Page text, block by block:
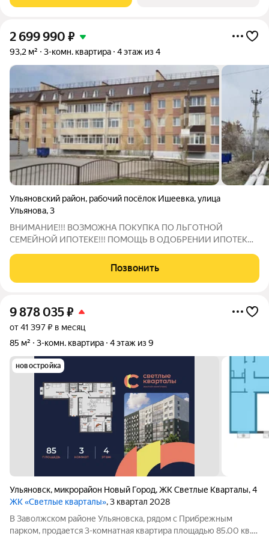
2 699 990 ₽
93,2 м² 3-комн. квартира 4 этаж из 4
Ульяновский район, рабочий посёлок Ишеевка,улица
Ульянова,3
ВНИМАНИЕ!!! ВОЗМОЖНА ПОКУПКА ПО ЛЬГОТНОЙ
СЕМЕЙНОЙ ИПОТЕКЕ!!! ПОМОЩЬ В ОДОБРЕНИИ ИПОТЕКИ!
ЮРИДИЧЕСКОГО ЛИЦА! Ожидают новых собственников
трехкомнатные квартиры на мансардном этаже в кирпичном
Позвонить
9 878 035₽
от 41 397 ₽ в месяц
85 м²
3-комн. квартира 4 этаж из 9
новостройка
Ульяновск, микрорайон Новый Город,ЖК Светлые Кварталы,4
ЖК «Светлые кварталы», 3 квартал 2028
В Заволжском районе Ульяновска, рядом с Прибрежным
парком, продается 3-комнатная квартира площадью 85.00 кв.